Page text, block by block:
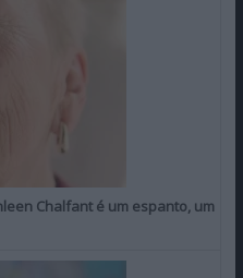
Chalfant é um espanto, um